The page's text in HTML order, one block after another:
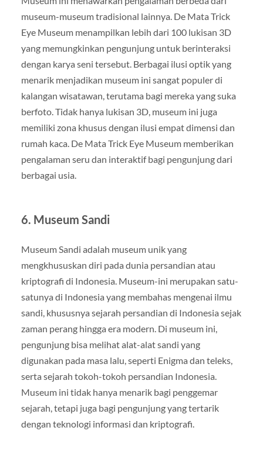
museum-museum tradisional lainnya. De Mata Trick
Eye Museum menampilkan lebih dari 100 lukisan 3D
yang memungkinkan pengunjung untuk berinteraksi
dengan karya seni tersebut. Berbagai ilusi optik yang
menarik menjadikan museum ini sangat populer di
kalangan wisatawan, terutama bagi mereka yang suka
berfoto. Tidak hanya lukisan 3D, museum ini juga
memiliki zona khusus dengan ilusi empat dimensi dan
rumah kaca. De Mata Trick Eye Museum memberikan
pengalaman seru dan interaktif bagi pengunjung dari
berbagai usia.
6. Museum Sandi
Museum Sandi adalah museum unik yang
mengkhususkan diri pada dunia persandian atau
kriptografi di Indonesia. Museum-ini merupakan satu-
satunya di Indonesia yang membahas mengenai ilmu
sandi, khususnya sejarah persandian di Indonesia sejak
zaman perang hingga era modern. Di museum ini,
pengunjung bisa melihat alat-alat sandi yang
digunakan pada masa lalu, seperti Enigma dan teleks,
serta sejarah tokoh-tokoh persandian Indonesia.
Museum ini tidak hanya menarik bagi penggemar
sejarah, tetapi juga bagi pengunjung yang tertarik
dengan teknologi informasi dan kriptografi.